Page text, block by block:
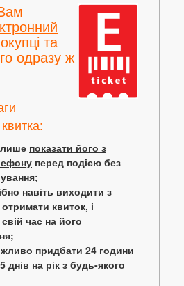
та
одразу ж
показати його з
перед подією без
навіть виходити з
квиток, і
час на його
придбати 24 години
днів на рік з будь-якого